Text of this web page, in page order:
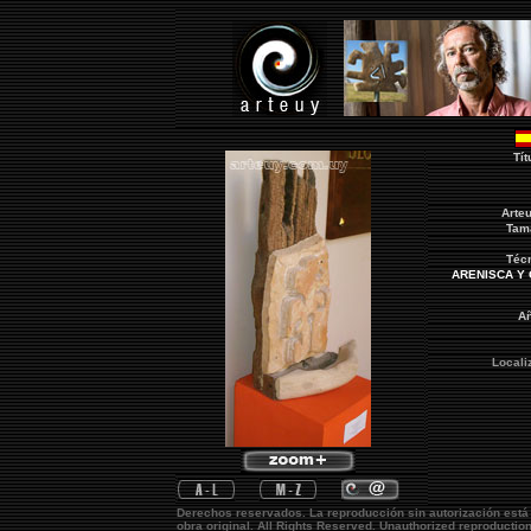
ARENISCA Y
Derechos reservados. La reproducción sin autorización
obra original.All Rights Reserved. Unauthorized